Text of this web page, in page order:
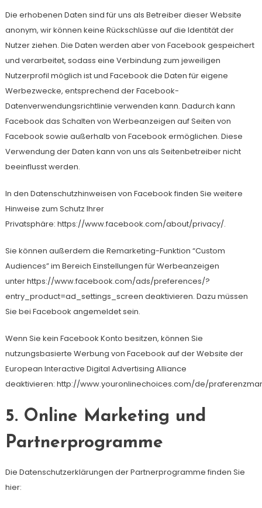
Die erhobenen Daten sind für uns als Betreiber dieser Website
anonym, wir können keine Rückschlüsse auf die Identität der
Nutzer ziehen. Die Daten werden aber von Facebook gespeichert
und verarbeitet, sodass eine Verbindung zum jeweiligen
Nutzerprofil möglich ist und Facebook die Daten für eigene
Werbezwecke, entsprechend der Facebook-
Datenverwendungsrichtlinie verwenden kann. Dadurch kann
Facebook das Schalten von Werbeanzeigen auf Seiten von
Facebook sowie außerhalb von Facebook ermöglichen. Diese
Verwendung der Daten kann von uns als Seitenbetreiber nicht
beeinflusst werden.
In den Datenschutzhinweisen von Facebook finden Sie weitere
Hinweise zum Schutz Ihrer
Privatsphäre: https://www.facebook.com/about/privacy/.
Sie können außerdem die Remarketing-Funktion “Custom
Audiences” im Bereich Einstellungen für Werbeanzeigen
unter https://www.facebook.com/ads/preferences/?
entry_product=ad_settings_screen deaktivieren. Dazu müssen
Sie bei Facebook angemeldet sein.
Wenn Sie kein Facebook Konto besitzen, können Sie
nutzungsbasierte Werbung von Facebook auf der Website der
European Interactive Digital Advertising Alliance
deaktivieren: http://www.youronlinechoices.com/de/
5. Online Marketing und
Partnerprogramme
Die Datenschutzerklärungen der Partnerprogramme finden Sie
hier: